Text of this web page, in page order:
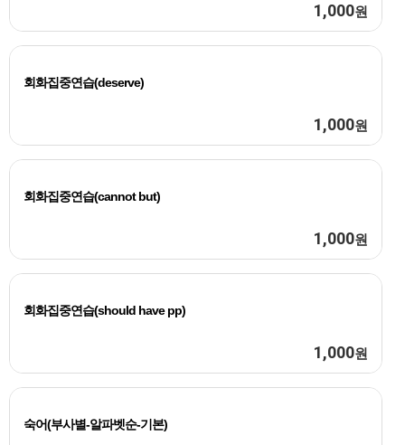
1,000원
회화집중연습(deserve)
1,000원
회화집중연습(cannot but)
1,000원
회화집중연습(should have pp)
1,000원
숙어(부사별-알파벳순-기본)